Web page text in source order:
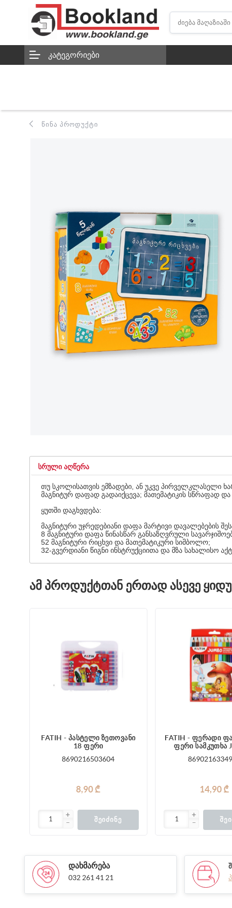
ᲙᲐᲢᲔᲒᲝᲠᲘᲔᲑᲘ
ᲬᲘᲜᲐ ᲞᲠᲝᲓᲣᲥᲢᲘ
ᲡᲠᲣᲚᲘ ᲐᲦᲬᲔᲠᲐ
თუ სკოლისათვის ემზადები, ან უკვე პირველკლასელი
მაგნიტურ დაფად გადაიქცევა; მათემატიკის სწრაფად
ყუთში დაგხვდება:
მაგნიტური უჯრედებიანი დაფა მარტივი დავალებების
8 მაგნიტური დაფა წინასწარ განსაზღვრული
52 მაგნიტური რიცხვი და მათემატიკური სიმბოლო;
32-გვერდიანი წიგნი ინსტრუქციითა და მზა სახალისო
ᲐᲛ ᲞᲠᲝᲓᲣᲥᲢᲗᲐᲜ ᲔᲠᲗᲐᲓ ᲐᲡᲔᲕᲔ
FATIH - პასტელი ზეთოვანი
18 ფერი
8690216503604
8,90 ₾
ᲨᲔᲘᲫᲘᲜᲔ
FATIH - ფერადი
ფერი სამკუთხა
14,90 ₾
ᲓᲐᲮᲛᲐᲠᲔᲑᲐ
032 261 41 21